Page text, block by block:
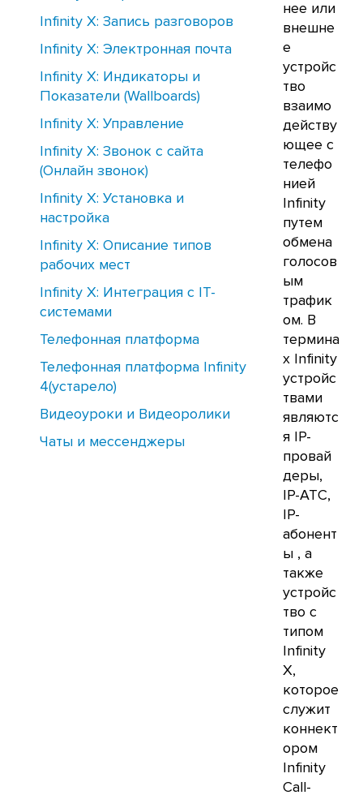
Infinity X: Запись разговоров
Infinity X: Электронная почта
Infinity X: Индикаторы и
Показатели (Wallboards)
Infinity X: Управление
Infinity X: Звонок с сайта
(Онлайн звонок)
Infinity X: Установка и
настройка
Infinity X: Описание типов
рабочих мест
Infinity X: Интеграция с IT-
системами
Телефонная платформа
Телефонная платформа Infinity
4(устарело)
Видеоуроки и Видеоролики
Чаты и мессенджеры
нее или
внешне
е
устройс
тво
взаимо
действу
ющее с
телефо
нией
Infinity
путем
обмена
голосов
ым
трафик
ом. В
термина
х Infinity
устройс
твами
являютс
я IP-
провай
деры,
IP-АТС,
IP-
абонент
ы , а
также
устройс
тво с
типом
Infinity
X,
которое
служит
коннект
ором
Infinity
Call-